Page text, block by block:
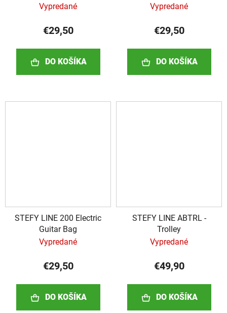
Vypredané
€29,50
DO KOŠÍKA
Vypredané
€29,50
DO KOŠÍKA
STEFY LINE 200 Electric
Guitar Bag
Vypredané
€29,50
DO KOŠÍKA
STEFY LINE ABTRL -
Trolley
Vypredané
€49,90
DO KOŠÍKA